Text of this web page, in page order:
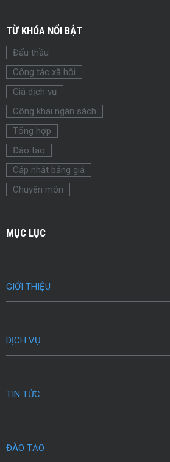
TỪ KHÓA NỔI BẬT
Đấu thầu
Công tác xã hội
Giá dịch vụ
Công khai ngân sách
Tổng hợp
Đào tạo
Cập nhật bảng giá
Chuyên môn
MỤC LỤC
GIỚI THIỆU
DỊCH VỤ
TIN TỨC
ĐÀO TẠO